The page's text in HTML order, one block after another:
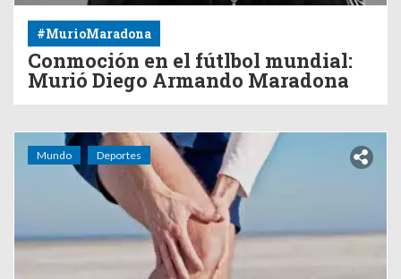
#MurioMaradona
Conmoción en el fútlbol mundial:
Murió Diego Armando Maradona
Mundo Deportes